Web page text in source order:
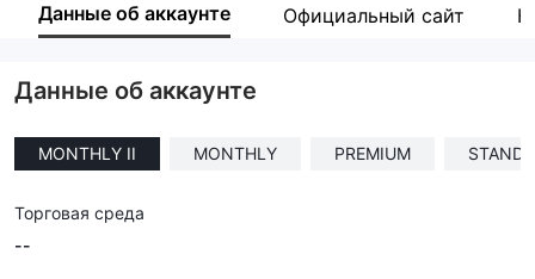
Компания
Данные об аккаунте Официальный сайт
Данные об аккаунте
MONTHLY II MONTHLY PREMIUM
Торговая среда
--